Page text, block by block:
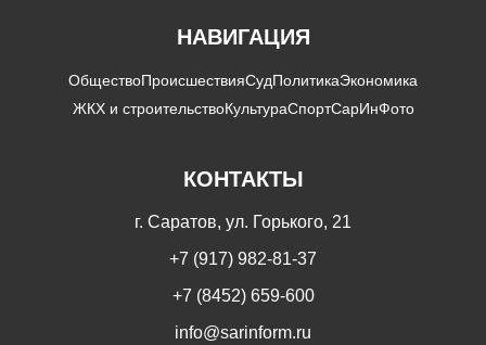
НАВИГАЦИЯ
ОбществоПроисшествияСудПолитикаЭкономика
ЖКХ и строительствоКультураСпортСарИнФото
КОНТАКТЫ
г. Саратов, ул. Горького, 21
+7 (917) 982-81-37
+7 (8452) 659-600
info@sarinform.ru